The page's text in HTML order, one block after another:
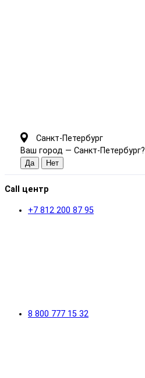
Санкт-Петербург
Ваш город — Санкт-Петербург?
Call центр
+7 812 200 87 95
8 800 777 15 32